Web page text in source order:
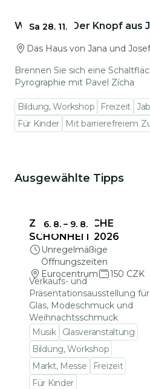
Workshop: Der Knopf aus
Das Haus von Jana und
Brennen Sie sich eine
Pyrographie mit Pavel Zícha
Bildung, Workshop Freizeit
Für Kinder
Mit barrierefreiem
Sa 28. 11.
Ausgewählte Tipps
6. 8. – 9. 8.
ZERBRECHLICHE
SCHÖNHEIT 2026
Unregelmäßige
Öffnungszeiten
Eurocentrum
150 CZK
Verkaufs- und
Präsentationsausstellung für
Glas, Modeschmuck und
Weihnachtsschmuck
Musik
Glasveranstaltung
Bildung, Workshop
Markt, Messe
Freizeit
Für Kinder